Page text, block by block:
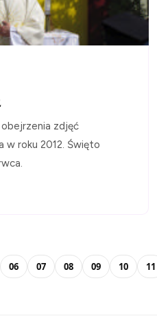
zdjęć
w roku 2012. Święto
06 07 08 09 10 11